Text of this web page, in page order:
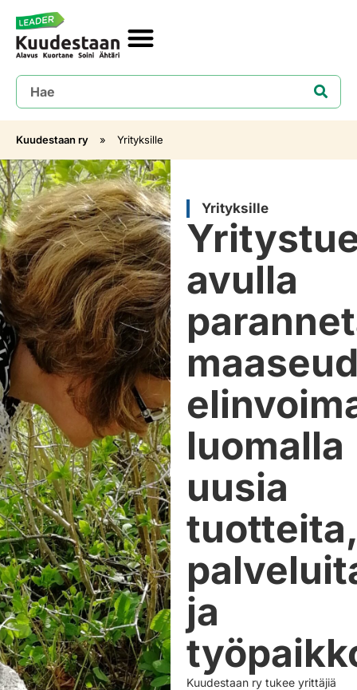
Kuudestaan ry » Yrityksille
Yrityksille
avulla
luomalla
uusia
tuotteita,
ja
Kuudestaan ry tukee yrittäjiä